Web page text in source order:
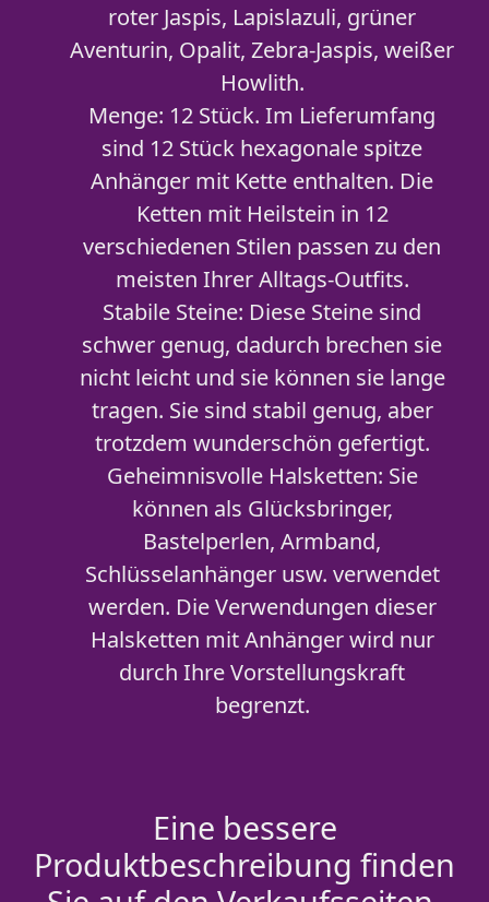
roter Jaspis, Lapislazuli, grüner
Aventurin, Opalit, Zebra-Jaspis, weißer
Howlith.
Menge: 12 Stück. Im Lieferumfang
sind 12 Stück hexagonale spitze
Anhänger mit Kette enthalten. Die
Ketten mit Heilstein in 12
verschiedenen Stilen passen zu den
meisten Ihrer Alltags-Outfits.
Stabile Steine: Diese Steine sind
schwer genug, dadurch brechen sie
nicht leicht und sie können sie lange
tragen. Sie sind stabil genug, aber
trotzdem wunderschön gefertigt.
Geheimnisvolle Halsketten: Sie
können als Glücksbringer,
Bastelperlen, Armband,
Schlüsselanhänger usw. verwendet
werden. Die Verwendungen dieser
Halsketten mit Anhänger wird nur
durch Ihre Vorstellungskraft
begrenzt.
Eine bessere
Produktbeschreibung finden